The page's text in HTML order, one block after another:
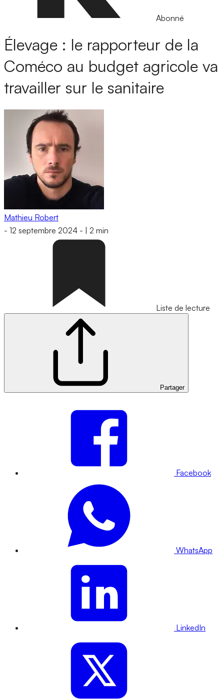
Abonné
Élevage : le rapporteur de la
Coméco au budget agricole va
travailler sur le sanitaire
Mathieu Robert
- 12 septembre 2024 - 2 min
Liste de lecture
Partager
Facebook
WhatsApp
LinkedIn